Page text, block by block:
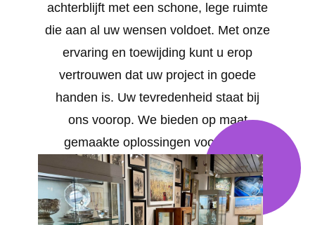
achterblijft met een schone, lege ruimte
die aan al uw wensen voldoet. Met onze
ervaring en toewijding kunt u erop
vertrouwen dat uw project in goede
handen is. Uw tevredenheid staat bij
ons voorop. We bieden op maat
gemaakte oplossingen voor al uw
behoeften in Vlaams-Brabant .